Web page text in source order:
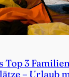
Top 3
– Urlaub